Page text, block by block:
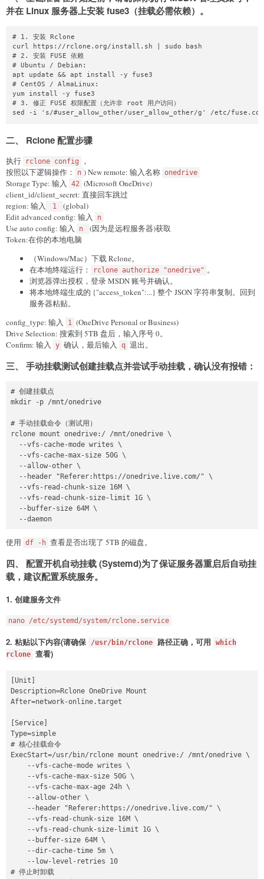
并在 Linux 服务器上安装 fuse3（挂载必需依赖）。
# 1. 安装 Rclone
curl https://rclone.org/install.sh | sudo bash
# 2. 安装 FUSE 依赖
# Ubuntu / Debian:
apt update && apt install -y fuse3
# CentOS / AlmaLinux:
yum install -y fuse3
# 3. 修正 FUSE 权限配置（允许非 root 用户访问）
二、 Rclone 配置步骤
执行 rclone config
，
按照以下逻辑操作：
n ) New remote: 输入名称 onedrive
Storage Type: 输入 42 (Microsoft OneDrive)
client_id/client_secret: 直接回车跳过
region: 输入
1
(global)
Edit advanced config: 输入
n
Use auto config: 输入 n
(因为是远程服务器)获取
Token:在你的本地电脑
（Windows/Mac）下载 Rclone。
在本地终端运行：
rclone authorize "onedrive" 。
浏览器弹出授权，登录 MSDN 账号并确认。
将本地终端生成的 {"access_token":...} 整个 JSON 字符串复制。回到
服务器粘贴。
config_type: 输入
1
(OneDrive Personal or Business)
Drive Selection: 搜索到 5TB 盘后，输入序号 0。
Confirm: 输入
y 确认，最后输入 q 退出。
三、 手动挂载测试创建挂载点并尝试手动挂载，确认没有报错：
# 创建挂载点
mkdir -p /mnt/onedrive
# 手动挂载命令（测试用）
rclone mount onedrive:/ /mnt/onedrive \
  --vfs-cache-mode writes \
  --vfs-cache-max-size 50G \
  --allow-other \
  --header "Referer:https://onedrive.live.com/" \
  --vfs-read-chunk-size 16M \
  --vfs-read-chunk-size-limit 1G \
  --buffer-size 64M \
使用 df -h 查看是否出现了 5TB 的磁盘。
四、 配置开机自动挂载 (Systemd)为了保证服务器重启后自动挂
载，建议配置系统服务。
1. 创建服务文件
nano /etc/systemd/system/rclone.service
2. 粘贴以下内容(请确保 /usr/bin/rclone 路径正确，可用
which
rclone 查看)
[Unit]
Description=Rclone OneDrive Mount
After=network-online.target
[Service]
Type=simple
# 核心挂载命令
ExecStart=/usr/bin/rclone mount onedrive:/ /mnt/onedrive \
    --vfs-cache-mode writes \
    --vfs-cache-max-size 50G \
    --vfs-cache-max-age 24h \
    --allow-other \
    --header "Referer:https://onedrive.live.com/" \
    --vfs-read-chunk-size 16M \
    --vfs-read-chunk-size-limit 1G \
    --buffer-size 64M \
    --dir-cache-time 5m \
    --low-level-retries 10
# 停止时卸载